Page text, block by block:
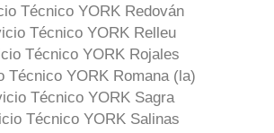
Técnico YORK Redován
Técnico YORK Relleu
Técnico YORK Rojales
Técnico YORK Romana (la)
Técnico YORK Sagra
Técnico YORK Salinas